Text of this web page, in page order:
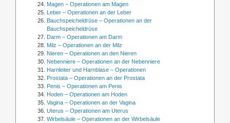
Magen – Operationen am Magen
Leber – Operationen an der Leber
Bauchspeicheldrüse – Operationen an der
Bauchspeicheldrüse
Darm – Operationen am Darm
Milz – Operationen an der Milz
Nieren – Operationen an den Nieren
Nebenniere – Operationen an der Nebenniere
Harnleiter und Harnblase – Operationen
Prostata – Operationen an der Prostata
Penis – Operationen am Penis
Hoden – Operationen am Hoden
Vagina – Operationen an der Vagina
Uterus – Operationen am Uterus
Wirbelsäule – Operationen an der Wirbelsäule